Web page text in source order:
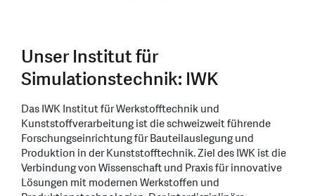
Unser Institut für
Simulationstechnik: IWK
Das IWK Institut für Werkstofftechnik und
Kunststoffverarbeitung ist die schweizweit führende
Forschungseinrichtung für Bauteilauslegung und
Produktion in der Kunststofftechnik. Ziel des IWK ist die
Verbindung von Wissenschaft und Praxis für innovative
Lösungen mit modernen Werkstoffen und